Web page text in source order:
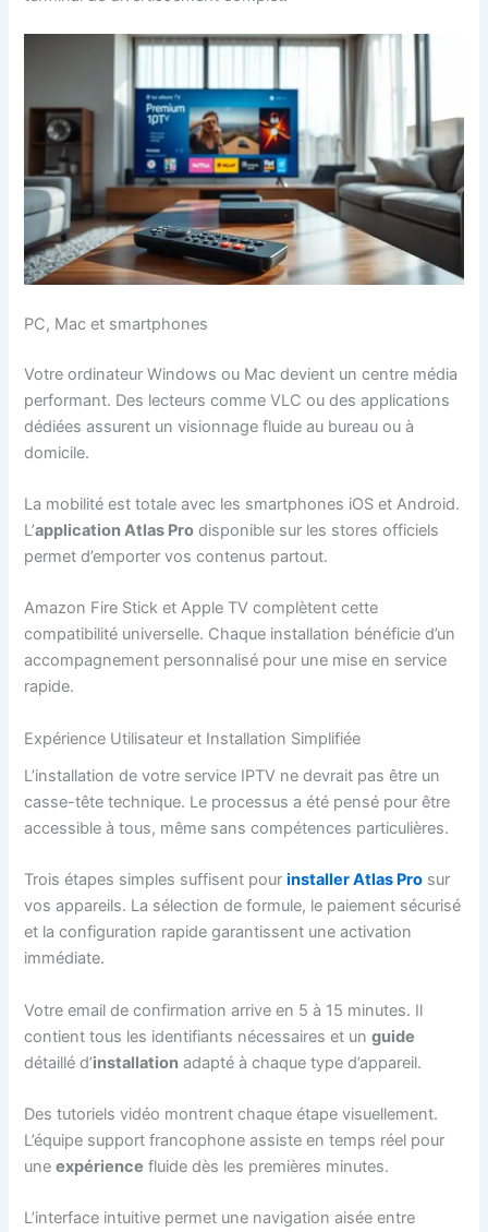
PC, Mac et smartphones
Votre ordinateur Windows ou Mac devient un centre média
performant. Des lecteurs comme VLC ou des applications
dédiées assurent un visionnage fluide au bureau ou à
domicile.
La mobilité est totale avec les smartphones iOS et Android.
L’application Atlas Pro disponible sur les stores officiels
permet d’emporter vos contenus partout.
Amazon Fire Stick et Apple TV complètent cette
compatibilité universelle. Chaque installation bénéficie d’un
accompagnement personnalisé pour une mise en service
rapide.
Expérience Utilisateur et Installation Simplifiée
L’installation de votre service IPTV ne devrait pas être un
casse-tête technique. Le processus a été pensé pour être
accessible à tous, même sans compétences particulières.
Trois étapes simples suffisent pourinstaller Atlas Pro sur
vos appareils. La sélection de formule, le paiement sécurisé
et la configuration rapide garantissent une activation
immédiate.
Votre email de confirmation arrive en 5 à 15 minutes. Il
contient tous les identifiants nécessaires et unguide
détaillé d’installation adapté à chaque type d’appareil.
Des tutoriels vidéo montrent chaque étape visuellement.
L’équipe support francophone assiste en temps réel pour
uneexpérience fluide dès les premières minutes.
L’interface intuitive permet une navigation aisée entre